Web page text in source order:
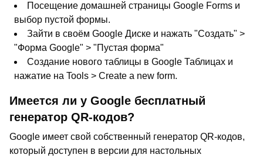
Посещение домашней страницы Google Forms и
выбор пустой формы.
Зайти в своём Google Диске и нажать "Создать" >
"Форма Google" > "Пустая форма"
Создание нового таблицы в Google Таблицах и
нажатие на Tools > Create a new form.
Имеется ли у Google бесплатный
генератор QR-кодов?
Google имеет свой собственный генератор QR-кодов,
который доступен в версии для настольных